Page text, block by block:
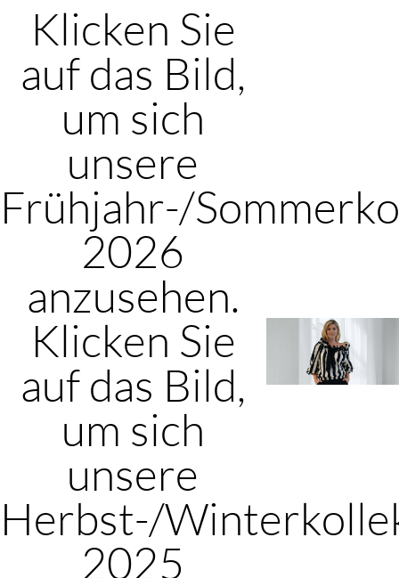
Klicken Sie
auf das Bild,
um sich
unsere
Frühjahr-/
2026
anzusehen.
Klicken Sie
auf das Bild,
um sich
unsere
Herbst-/
2025